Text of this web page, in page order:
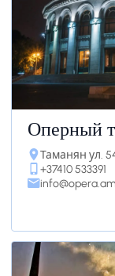
Оперный
Таманян ул.
+37410 533391
info@opera.am